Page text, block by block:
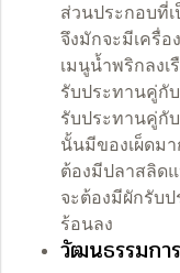
ส่วนประกอบที่
จึงมักจะมีเครื่อ
เมนูน้ำพริกลง
รับประทานคู่กั
รับประทานคู่กั
นั้นมีของเผ็ดม
ต้องมีปลาสลิด
จะต้องมีผักรับ
ร้อนลง
วัฒนธรรมกา